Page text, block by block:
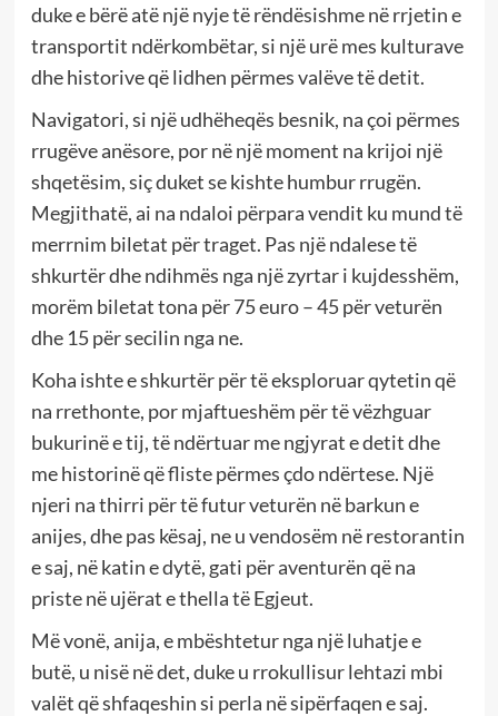
duke e bërë atë një nyje të rëndësishme në rrjetin e
transportit ndërkombëtar, si një urë mes kulturave
dhe historive që lidhen përmes valëve të detit.
Navigatori, si një udhëheqës besnik, na çoi përmes
rrugëve anësore, por në një moment na krijoi një
shqetësim, siç duket se kishte humbur rrugën.
Megjithatë, ai na ndaloi përpara vendit ku mund të
merrnim biletat për traget. Pas një ndalese të
shkurtër dhe ndihmës nga një zyrtar i kujdesshëm,
morëm biletat tona për 75 euro – 45 për veturën
dhe 15 për secilin nga ne.
Koha ishte e shkurtër për të eksploruar qytetin që
na rrethonte, por mjaftueshëm për të vëzhguar
bukurinë e tij, të ndërtuar me ngjyrat e detit dhe
me historinë që fliste përmes çdo ndërtese. Një
njeri na thirri për të futur veturën në barkun e
anijes, dhe pas kësaj, ne u vendosëm në restorantin
e saj, në katin e dytë, gati për aventurën që na
priste në ujërat e thella të Egjeut.
Më vonë, anija, e mbështetur nga një luhatje e
butë, u nisë në det, duke u rrokullisur lehtazi mbi
valët që shfaqeshin si perla në sipërfaqen e saj.